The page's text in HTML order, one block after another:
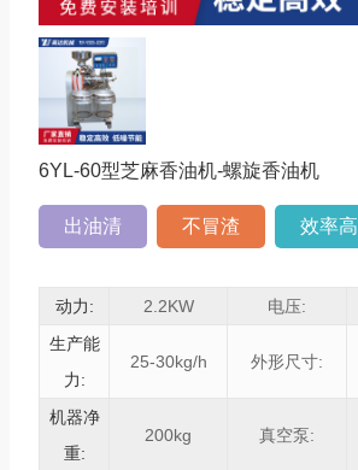
6YL-60型芝麻香油机-螺旋香油机
出油清 不冒渣 效率高
动力: 2.2KW 电压:
生产能
力:
25-30kg/h 外形尺寸:
机器净
重:
200kg 真空泵: